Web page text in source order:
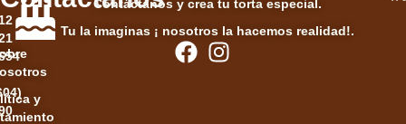
y
Contáctanos y crea tu torta especial.
Tu la imaginas ¡ nosotros la hacemos realidad!.